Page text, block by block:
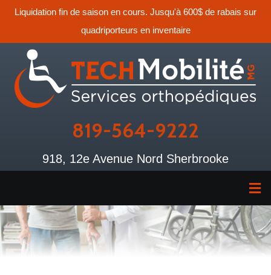
Liquidation fin de saison en cours. Jusqu'à 600$ de rabais sur
quadriporteurs en inventaire
819-564-9222
918, 12e Avenue Nord Sherbrooke